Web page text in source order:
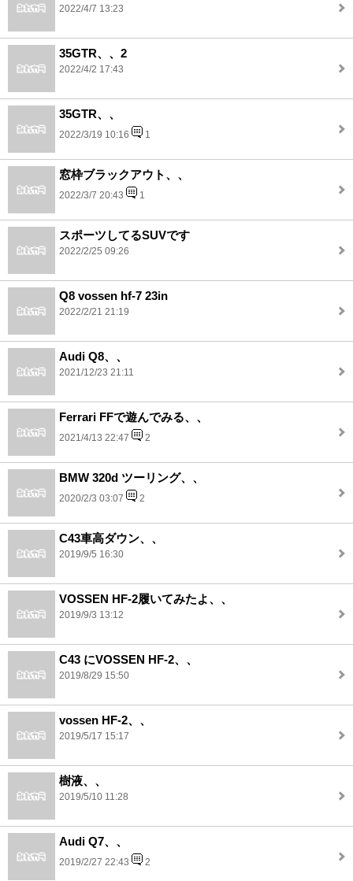
2022/4/7 13:23
35GTR、、2
2022/4/2 17:43
35GTR、、
2022/3/19 10:16 1
窓枠ブラックアウト、、
2022/3/7 20:43 1
スポーツしてるSUVです
2022/2/25 09:26
Q8 vossen hf-7 23in
2022/2/21 21:19
Audi Q8、、
2021/12/23 21:11
Ferrari FFで遊んでみる、、
2021/4/13 22:47 2
BMW 320d ツーリング、、
2020/2/3 03:07 2
C43車高ダウン、、
2019/9/5 16:30
VOSSEN HF-2履いてみたよ、、
2019/9/3 13:12
C43 にVOSSEN HF-2、、
2019/8/29 15:50
vossen HF-2、、
2019/5/17 15:17
樹液、、
2019/5/10 11:28
Audi Q7、、
2019/2/27 22:43 2